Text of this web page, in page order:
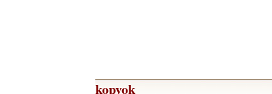
kopyok